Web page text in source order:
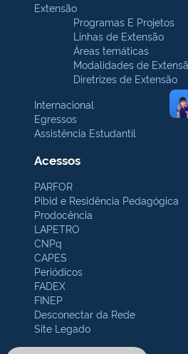
Extensão
Programas E Projetos
Linhas de Extensão
Áreas temáticas
Modalidades de
Diretrizes de Extensão
Internacional
Egressos
Assistência Estudantil
Acessos
PARFOR
Pibid e Residência Pedagógica
Prodocência
LAPETRO
CNPq
CAPES
Periódicos
FADEX
FINEP
Desconectar da Rede
Site Legado